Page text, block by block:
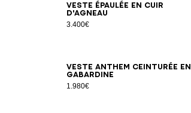
Veste épaulée en cuir
d'agneau
3.400€
34363840
Veste Anthem ceinturée en
gabardine
1.980€
34363840424446